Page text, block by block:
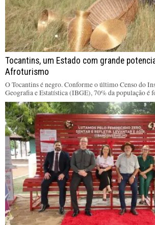
Tocantins, um Estado com grande
Afroturismo
O Tocantins é negro. Conforme o último Censo do
Geografia e Estatística (IBGE), 70% da população é